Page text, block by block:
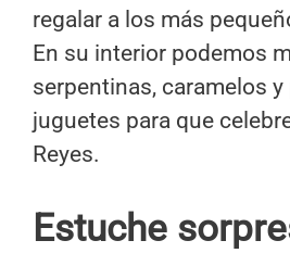
regalar a los más
En su interior podemos
serpentinas, caramelos
juguetes para que
Reyes.
Estuche